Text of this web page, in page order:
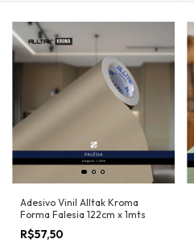
Adesivo Vinil Alltak Kroma
Forma Falesia 122cm x 1mts
R$57,50